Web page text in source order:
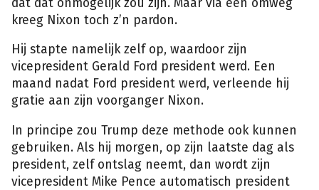
kreeg Nixon toch z’n pardon.
Hij stapte namelijk zelf op, waardoor zijn
vicepresident Gerald Ford president werd. Een
maand nadat Ford president werd, verleende hij
gratie aan zijn voorganger Nixon.
In principe zou Trump deze methode ook kunnen
gebruiken. Als hij morgen, op zijn laatste dag als
president, zelf ontslag neemt, dan wordt zijn
vicepresident Mike Pence automatisch president